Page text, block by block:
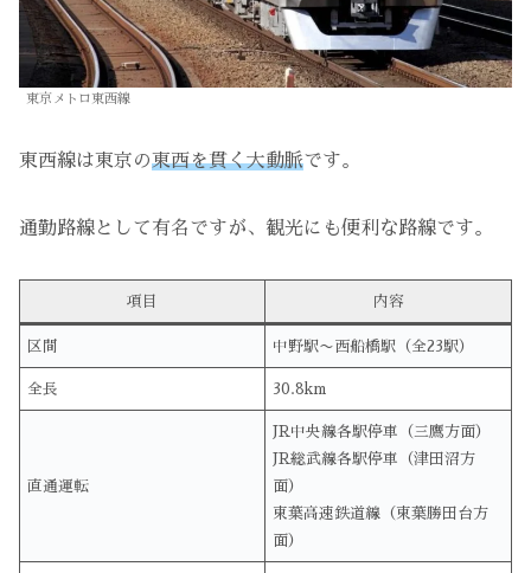
東京メトロ東西線
東西線は東京の東西を貫く大動脈です。
通勤路線として有名ですが、観光にも便利な路線です。
項目 内容
区間 中野駅〜西船橋駅（全23駅）
全長 30.8km
直通運転
JR中央線各駅停車（三鷹方面）
JR総武線各駅停車（津田沼方
面）
東葉高速鉄道線（東葉勝田台方
面）